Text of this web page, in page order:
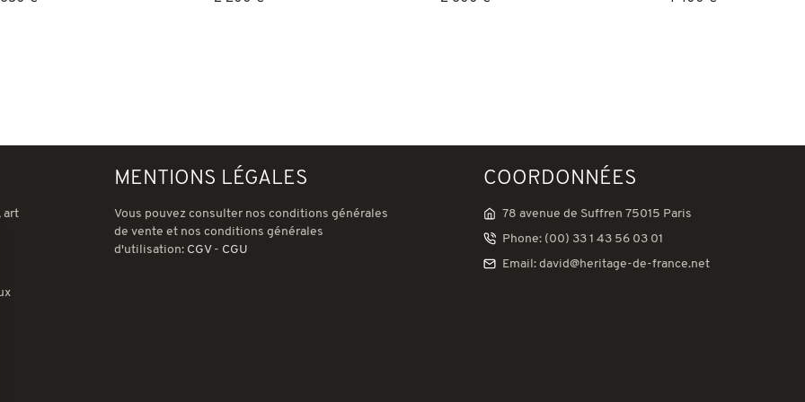
art
MENTIONS LÉGALES
Vous pouvez consulter nos conditions générales
de vente et nos conditions générales
d'utilisation: CGV- CGU
COORDONNÉES
78 avenue de Suffren 75015 Paris
Phone: (00) 33 1 43 56 03 01
Email: david@heritage-de-france.net